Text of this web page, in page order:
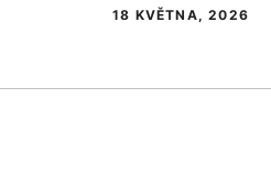
18 KVĚTNA, 2026